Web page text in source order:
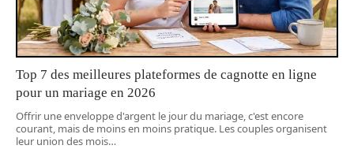
Top 7 des meilleures plateformes de cagnotte en ligne
pour un mariage en 2026
Offrir une enveloppe d'argent le jour du mariage, c'est encore
courant, mais de moins en moins pratique. Les couples organisent
leur union des mois…